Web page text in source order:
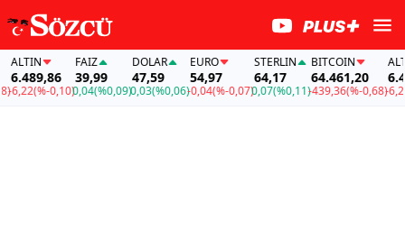
ALTIN
6.489,86
(%-0,10)
FAİZ
39,99
0,04(%0,09)
DOLAR
47,59
0,03(%0,06)
EURO
54,97
-0,04(%-0,07)
STERLIN
64,17
0,07(%0,11)
BITCOIN
64.461,20
-439,36(%-0,68)-6,22